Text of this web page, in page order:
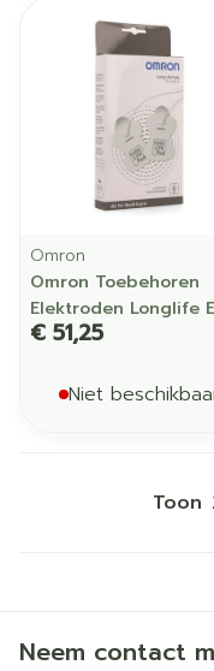
Omron
Omron Toebehoren
Elektroden Longlife
€ 51,25
Niet
Toon
Neem contact